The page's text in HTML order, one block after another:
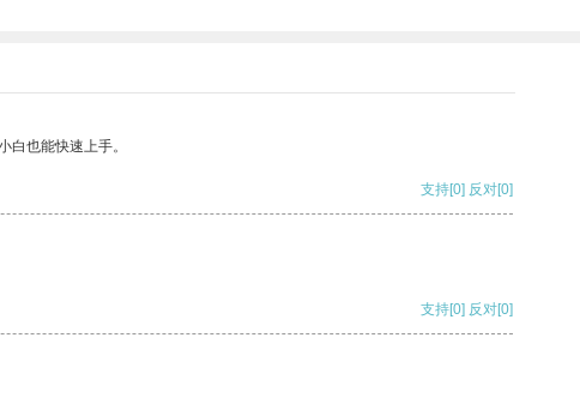
也能快速上手。
支持[0] 反对[0]
支持[0] 反对[0]